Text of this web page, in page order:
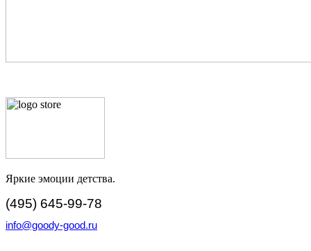
Яркие эмоции детства.
(495) 645-99-78
info@goody-good.ru